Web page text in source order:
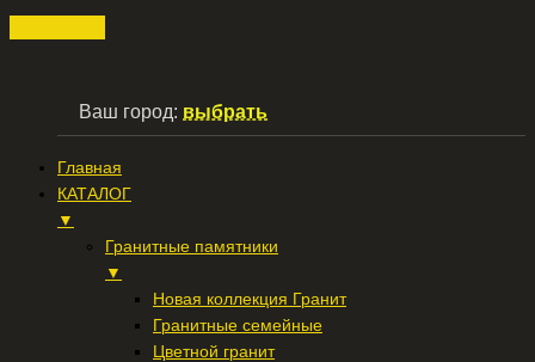
Ваш город: выбрать
Главная
КАТАЛОГ
▼
Гранитные памятники
▼
Новая коллекция Гранит
Гранитные семейные
Цветной гранит